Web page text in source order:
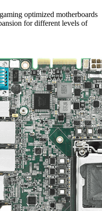
optimized motherboards
for different levels of